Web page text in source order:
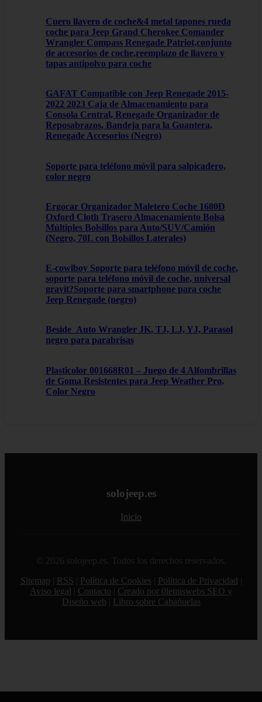
Cuero llavero de coche&4 metal tapones rueda
coche para Jeep Grand Cherokee Comander
Wrangler Compass Renegade Patriot,conjunto
de accesorios de coche,reemplazo de llavero y
tapas antipolvo para coche
GAFAT Compatible con Jeep Renegade 2015-
2022 2023 Caja de Almacenamiento para
Consola Central, Renegade Organizador de
Reposabrazos, Bandeja para la Guantera,
Renegade Accesorios (Negro)
Soporte para teléfono móvil para salpicadero,
color negro
Ergocar Organizador Maletero Coche 1680D
Oxford Cloth Trasero Almacenamiento Bolsa
Múltiples Bolsillos para Auto/SUV/Camión
(Negro, 70L con Bolsillos Laterales)
E-cowlboy Soporte para teléfono móvil de coche,
soporte para teléfono móvil de coche, universal
gravit?Soporte para smartphone para coche
Jeep Renegade (negro)
Beside_Auto Wrangler JK, TJ, LJ, YJ, Parasol
negro para parabrisas
Plasticolor 001668R01 – Juego de 4 Alfombrillas
de Goma Resistentes para Jeep Weather Pro,
Color Negro
solojeep.es
Inicio
© 2026 solojeep.es. Todos los derechos reservados.
Sitemap
RSS Política de Cookies Política de Privacidad
Aviso legal
Contacto
Creado por 0lemiswebs SEO y
Diseño web
Libro sobre Cabañuelas